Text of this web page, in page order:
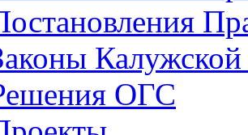
Калужской
ОГС